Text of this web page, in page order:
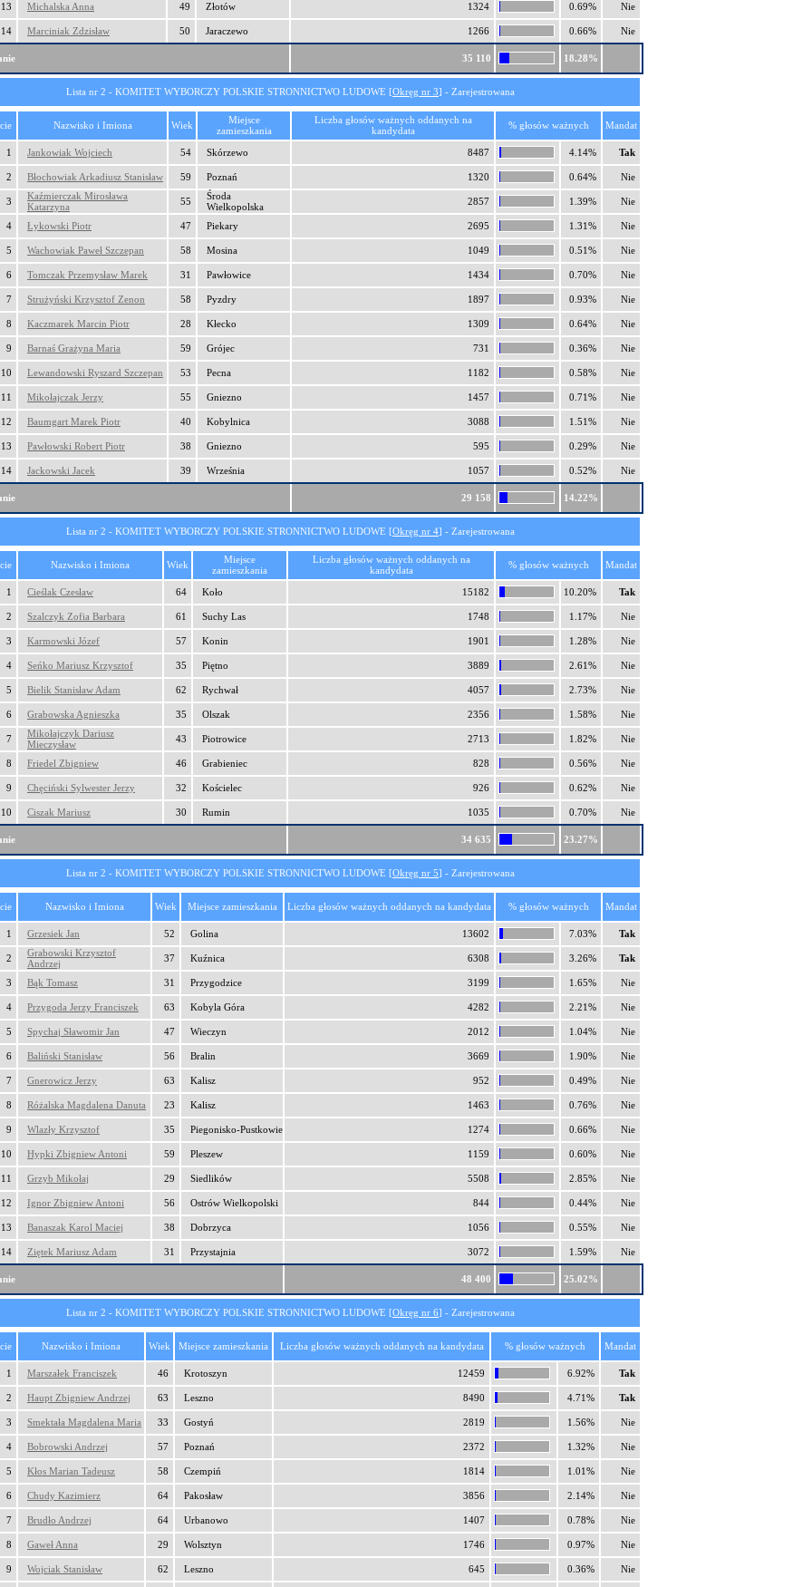
13 Michalska Anna 49 Złotów 1324 0.69% Nie
14 Marciniak Zdzisław 50 Jaraczewo 1266 0.66% Nie
35 110 18.28%
Lista nr 2 - KOMITET WYBORCZY POLSKIE STRONNICTWO LUDOWE [Okręg nr 3] - Zarejestrowana
Nazwisko i Imiona Wiek
Miejsce
zamieszkania
Liczba głosów ważnych oddanych na
kandydata
% głosów ważnych Mandat
1 Jankowiak Wojciech 54 Skórzewo 8487 4.14% Tak
2 Błochowiak Arkadiusz Stanisław 59 Poznań 1320 0.64% Nie
3
Kaźmierczak Mirosława
Katarzyna
55
Środa
Wielkopolska
2857 1.39% Nie
4 Łykowski Piotr 47 Piekary 2695 1.31% Nie
5 Wachowiak Paweł Szczepan 58 Mosina 1049 0.51% Nie
6 Tomczak Przemysław Marek 31 Pawłowice 1434 0.70% Nie
7 Strużyński Krzysztof Zenon 58 Pyzdry 1897 0.93% Nie
8 Kaczmarek Marcin Piotr 28 Kłecko 1309 0.64% Nie
9 Barnaś Grażyna Maria 59 Grójec 731 0.36% Nie
10 Lewandowski Ryszard Szczepan 53 Pecna 1182 0.58% Nie
11 Mikołajczak Jerzy 55 Gniezno 1457 0.71% Nie
12 Baumgart Marek Piotr 40 Kobylnica 3088 1.51% Nie
13 Pawłowski Robert Piotr 38 Gniezno 595 0.29% Nie
14 Jackowski Jacek 39 Września 1057 0.52% Nie
29 158 14.22%
Lista nr 2 - KOMITET WYBORCZY POLSKIE STRONNICTWO LUDOWE [Okręg nr 4] - Zarejestrowana
Nazwisko i Imiona Wiek
Miejsce
zamieszkania
Liczba głosów ważnych oddanych na
kandydata
% głosów ważnych Mandat
1 Cieślak Czesław 64 Koło 15182 10.20% Tak
2 Szalczyk Zofia Barbara 61 Suchy Las 1748 1.17% Nie
3 Karmowski Józef 57 Konin 1901 1.28% Nie
4 Seńko Mariusz Krzysztof 35 Piętno 3889 2.61% Nie
5 Bielik Stanisław Adam 62 Rychwał 4057 2.73% Nie
6 Grabowska Agnieszka 35 Olszak 2356 1.58% Nie
7
Mikołajczyk Dariusz
Mieczysław
43 Piotrowice 2713 1.82% Nie
8 Friedel Zbigniew 46 Grabieniec 828 0.56% Nie
9 Chęciński Sylwester Jerzy 32 Kościelec 926 0.62% Nie
10 Ciszak Mariusz 30 Rumin 1035 0.70% Nie
34 635 23.27%
Lista nr 2 - KOMITET WYBORCZY POLSKIE STRONNICTWO LUDOWE [Okręg nr 5] - Zarejestrowana
Nazwisko i Imiona Wiek Miejsce zamieszkania Liczba głosów ważnych oddanych na kandydata % głosów ważnych Mandat
1 Grzesiek Jan 52 Golina 13602 7.03% Tak
2
Grabowski Krzysztof
Andrzej
37 Kuźnica 6308 3.26% Tak
3 Bąk Tomasz 31 Przygodzice 3199 1.65% Nie
4 Przygoda Jerzy Franciszek 63 Kobyla Góra 4282 2.21% Nie
5 Spychaj Sławomir Jan 47 Wieczyn 2012 1.04% Nie
6 Baliński Stanisław 56 Bralin 3669 1.90% Nie
7 Gnerowicz Jerzy 63 Kalisz 952 0.49% Nie
8 Różalska Magdalena Danuta 23 Kalisz 1463 0.76% Nie
9 Wlazły Krzysztof 35 Piegonisko-Pustkowie 1274 0.66% Nie
10 Hypki Zbigniew Antoni 59 Pleszew 1159 0.60% Nie
11 Grzyb Mikołaj 29 Siedlików 5508 2.85% Nie
12 Ignor Zbigniew Antoni 56 Ostrów Wielkopolski 844 0.44% Nie
13 Banaszak Karol Maciej 38 Dobrzyca 1056 0.55% Nie
14 Ziętek Mariusz Adam 31 Przystajnia 3072 1.59% Nie
48 400 25.02%
Lista nr 2 - KOMITET WYBORCZY POLSKIE STRONNICTWO LUDOWE [Okręg nr 6] - Zarejestrowana
Nazwisko i Imiona Wiek Miejsce zamieszkania Liczba głosów ważnych oddanych na kandydata % głosów ważnych Mandat
1 Marszałek Franciszek 46 Krotoszyn 12459 6.92% Tak
2 Haupt Zbigniew Andrzej 63 Leszno 8490 4.71% Tak
3 Smektała Magdalena Maria 33 Gostyń 2819 1.56% Nie
4 Bobrowski Andrzej 57 Poznań 2372 1.32% Nie
5 Kłos Marian Tadeusz 58 Czempiń 1814 1.01% Nie
6 Chudy Kazimierz 64 Pakosław 3856 2.14% Nie
7 Brudło Andrzej 64 Urbanowo 1407 0.78% Nie
8 Gaweł Anna 29 Wolsztyn 1746 0.97% Nie
9 Wojciak Stanisław 62 Leszno 645 0.36% Nie